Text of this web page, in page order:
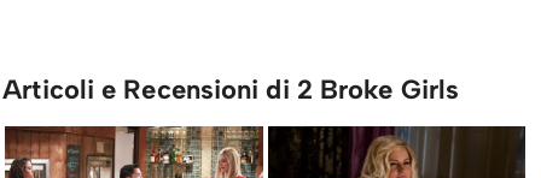
Articoli e Recensioni di 2 Broke Girls